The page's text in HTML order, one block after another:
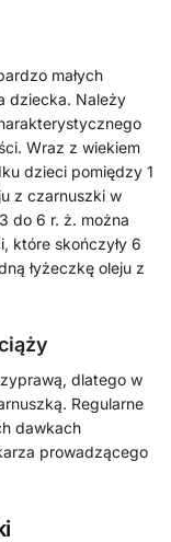
małych
dziecka. Należy
Wraz z wiekiem
dzieci pomiędzy 1
z czarnuszki w
do 6 r. ż. można
które skończyły 6
łyżeczkę oleju z
dlatego w
Regularne
dawkach
prowadzącego